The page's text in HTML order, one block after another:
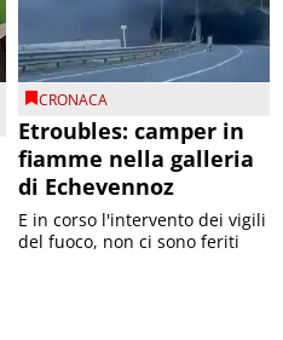
CRONACA
Etroubles: camper in
fiamme nella galleria
di Echevennoz
E in corso l'intervento dei vigili
del fuoco, non ci sono feriti